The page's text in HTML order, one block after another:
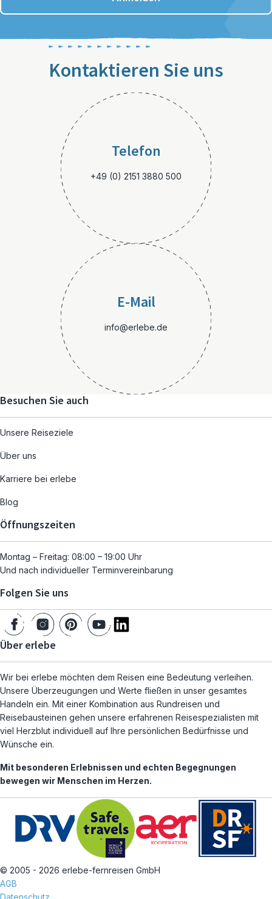
Kontaktieren Sie uns
Telefon
+49 (0) 2151 3880 500
E-Mail
info@erlebe.de
Besuchen Sie auch
Unsere Reiseziele
Über uns
Karriere bei erlebe
Blog
Öffnungszeiten
Montag – Freitag: 08:00 – 19:00 Uhr
Und nach individueller Terminvereinbarung
Folgen Sie uns
Über erlebe
Wir bei erlebe möchten dem Reisen eine Bedeutung verleihen.
Unsere Überzeugungen und Werte fließen in unser gesamtes
Handeln ein. Mit einer Kombination aus Rundreisen und
Reisebausteinen gehen unsere erfahrenen Reisespezialisten mit
viel Herzblut individuell auf Ihre persönlichen Bedürfnisse und
Wünsche ein.
Mit besonderen Erlebnissen und echten Begegnungen
bewegen wir Menschen im Herzen.
© 2005 - 2026 erlebe-fernreisen GmbH
AGB
Datenschutz